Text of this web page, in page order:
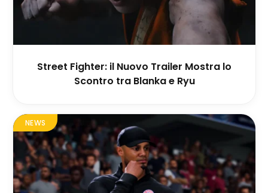
Street Fighter: il Nuovo Trailer Mostra lo
Scontro tra Blanka e Ryu
NEWS